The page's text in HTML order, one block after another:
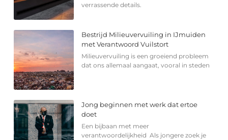
verrassende details.
Bestrijd Milieuvervuiling in IJmuiden
met Verantwoord Vuilstort
Milieuvervuiling is een groeiend probleem
dat ons allemaal aangaat, vooral in steden
Jong beginnen met werk dat ertoe
doet
Een bijbaan met meer
verantwoordelijkheid Als jongere zoek je